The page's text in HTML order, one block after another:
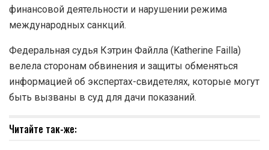
финансовой деятельности и нарушении режима
международных санкций.
Федеральная судья Кэтрин Файлла (Katherine Failla)
велела сторонам обвинения и защиты обменяться
информацией об экспертах-свидетелях, которые могут
быть вызваны в суд для дачи показаний.
Читайте так-же: